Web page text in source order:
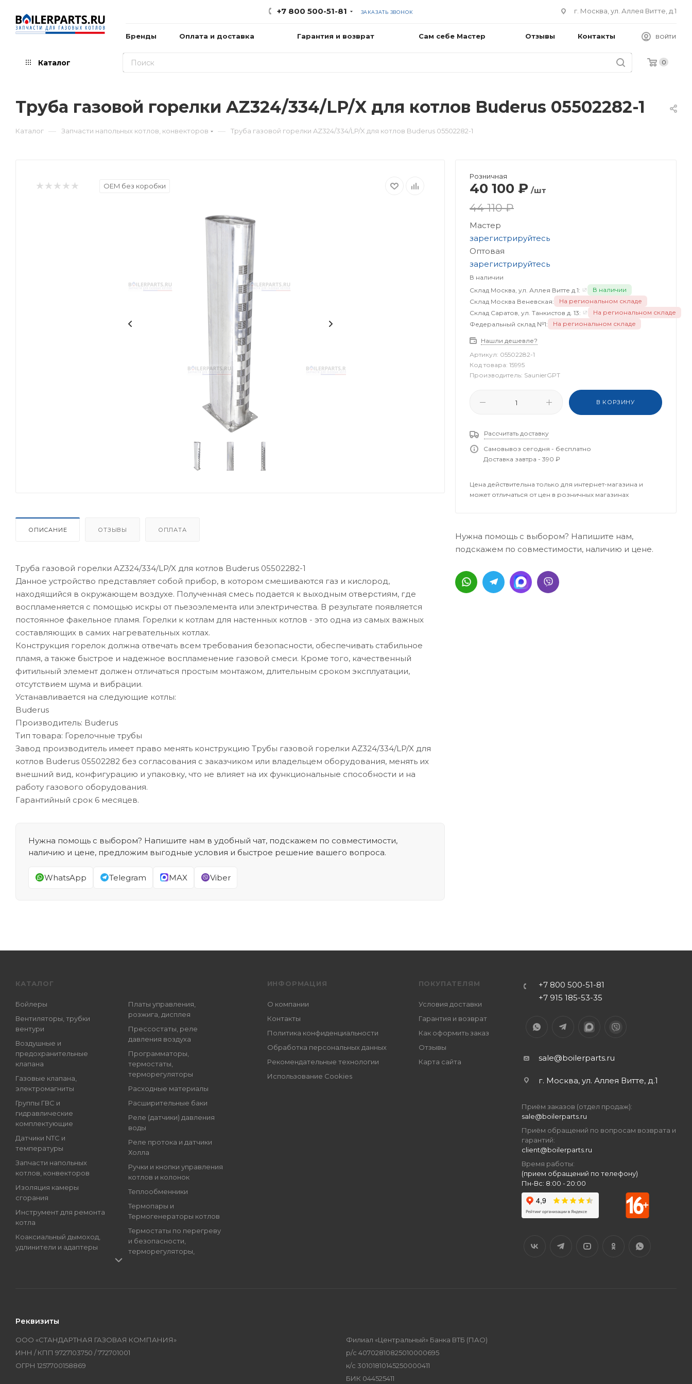
+7 800 500-51-81 ЗАКАЗАТЬ ЗВОНОК г. Москва, ул. Аллея Витте, д.1
Бренды Оплата и доставка Гарантия и возврат Сам себе Мастер Отзывы Контакты ВОЙТИ
Каталог 0
Труба газовой горелки AZ324/334/LP/X для котлов Buderus 05502282-1
Каталог — Запчасти напольных котлов, конвекторов — Труба газовой горелки AZ324/334/LP/X для котлов Buderus 05502282-1
OEM без коробки
ОПИСАНИЕ ОТЗЫВЫ ОПЛАТА
Труба газовой горелки AZ324/334/LP/X для котлов Buderus 05502282-1
Данное устройство представляет собой прибор, в котором смешиваются газ и кислород,
находящийся в окружающем воздухе. Полученная смесь подается к выходным отверстиям, где
воспламеняется с помощью искры от пьезоэлемента или электричества. В результате появляется
постоянное факельное пламя. Горелки к котлам для настенных котлов - это одна из самых важных
составляющих в самих нагревательных котлах.
Конструкция горелок должна отвечать всем требования безопасности, обеспечивать стабильное
пламя, а также быстрое и надежное воспламенение газовой смеси. Кроме того, качественный
фитильный элемент должен отличаться простым монтажом, длительным сроком эксплуатации,
отсутствием шума и вибрации.
Устанавливается на следующие котлы:
Buderus
Производитель: Buderus
Тип товара: Горелочные трубы
Завод производитель имеет право менять конструкцию Трубы газовой горелки AZ324/334/LP/X для
котлов Buderus 05502282 без согласования с заказчиком или владельцем оборудования, менять их
внешний вид, конфигурацию и упаковку, что не влияет на их функциональные способности и на
работу газового оборудования.
Гарантийный срок 6 месяцев.
Нужна помощь с выбором? Напишите нам в удобный чат, подскажем по совместимости,
наличию и цене, предложим выгодные условия и быстрое решение вашего вопроса.
WhatsApp Telegram MAX Viber
Розничная
40 100 ₽ /шт
44 110 ₽
Мастер
зарегистрируйтесь
Оптовая
зарегистрируйтесь
В наличии
Склад Москва, ул. Аллея Витте д.1:
В наличии
Склад Москва Веневская:
На региональном складе
Склад Саратов, ул. Танкистов д. 13:
На региональном складе
Федеральный склад №1:
На региональном складе
Нашли дешевле?
Артикул: 05502282-1
Код товара: 15995
Производитель: SaunierGPT
В КОРЗИНУ
Рассчитать доставку
Самовывоз сегодня - бесплатно
Доставка завтра - 390 ₽
Цена действительна только для интернет-магазина и
может отличаться от цен в розничных магазинах
Нужна помощь с выбором? Напишите нам,
подскажем по совместимости, наличию и цене.
КАТАЛОГ
Бойлеры
Вентиляторы, трубки
вентури
Воздушные и
предохранительные
клапана
Газовые клапана,
электромагниты
Группы ГВС и
гидравлические
комплектующие
Датчики NTC и
температуры
Запчасти напольных
котлов, конвекторов
Изоляция камеры
сгорания
Инструмент для ремонта
котла
Коаксиальный дымоход,
удлинители и адаптеры
и термоманометры
Платы управления,
розжига, дисплея
Прессостаты, реле
давления воздуха
Программаторы,
термостаты,
терморегуляторы
Расходные материалы
Расширительные баки
Реле (датчики) давления
воды
Реле протока и датчики
Холла
Ручки и кнопки управления
котлов и колонок
Теплообменники
Термопары и
Термогенераторы котлов
Термостаты по перегреву
и безопасности,
терморегуляторы,
Бренды
ИНФОРМАЦИЯ
О компании
Контакты
Политика конфиденциальности
Обработка персональных данных
Рекомендательные технологии
Использование Cookies
ПОКУПАТЕЛЯМ
Условия доставки
Гарантия и возврат
Как оформить заказ
Отзывы
Карта сайта
+7 800 500-51-81
+7 915 185-53-35
sale@boilerparts.ru
г. Москва, ул. Аллея Витте, д.1
Приём заказов (отдел продаж):
sale@boilerparts.ru
Приём обращений по вопросам возврата и
гарантий:
client@boilerparts.ru
Время работы:
(прием обращений по телефону)
Пн-Вс: 8:00 - 20:00
Реквизиты
ООО «СТАНДАРТНАЯ ГАЗОВАЯ КОМПАНИЯ»
ИНН / КПП 9727103750 / 772701001
ОГРН 1257700158869
Филиал «Центральный» Банка ВТБ (ПАО)
р/с 40702810825010000695
к/с 30101810145250000411
БИК 044525411